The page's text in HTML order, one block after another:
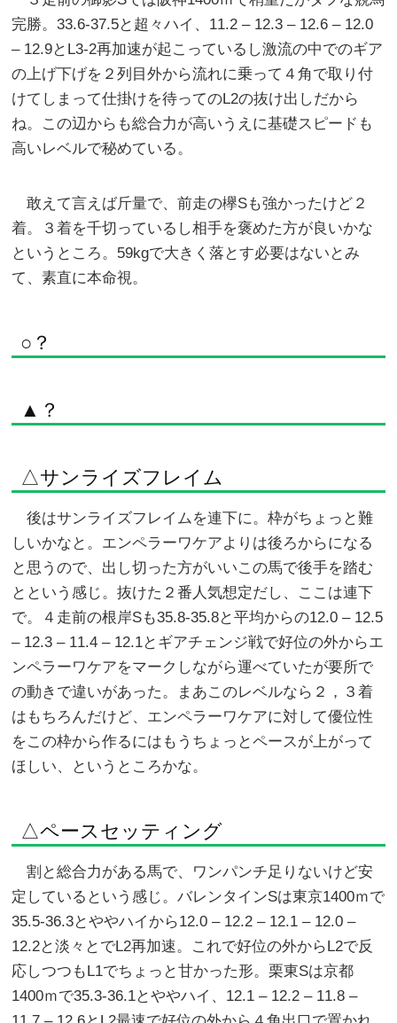
完勝。33.6-37.5と超々ハイ、11.2 – 12.3 – 12.6 – 12.0
– 12.9とL3-2再加速が起こっているし激流の中でのギア
の上げ下げを２列目外から流れに乗って４角で取り付
けてしまって仕掛けを待ってのL2の抜け出しだから
ね。この辺からも総合力が高いうえに基礎スピードも
高いレベルで秘めている。
敢えて言えば斤量で、前走の欅Sも強かったけど２
着。３着を千切っているし相手を褒めた方が良いかな
というところ。59kgで大きく落とす必要はないとみ
て、素直に本命視。
○？
▲？
△サンライズフレイム
後はサンライズフレイムを連下に。枠がちょっと難
しいかなと。エンペラーワケアよりは後ろからになる
と思うので、出し切った方がいいこの馬で後手を踏む
とという感じ。抜けた２番人気想定だし、ここは連下
で。４走前の根岸Sも35.8-35.8と平均からの12.0 – 12.5
– 12.3 – 11.4 – 12.1とギアチェンジ戦で好位の外からエ
ンペラーワケアをマークしながら運べていたが要所で
の動きで違いがあった。まあこのレベルなら２，３着
はもちろんだけど、エンペラーワケアに対して優位性
をこの枠から作るにはもうちょっとペースが上がって
ほしい、というところかな。
△ペースセッティング
割と総合力がある馬で、ワンパンチ足りないけど安
定しているという感じ。バレンタインSは東京1400ｍで
35.5-36.3とややハイから12.0 – 12.2 – 12.1 – 12.0 –
12.2と淡々とでL2再加速。これで好位の外からL2で反
応しつつもL1でちょっと甘かった形。栗東Sは京都
1400ｍで35.3-36.1とややハイ、12.1 – 12.2 – 11.8 –